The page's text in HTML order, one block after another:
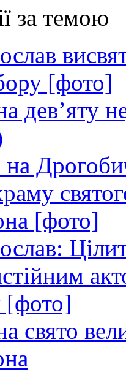
за темою
[фото]
дев’яту
[фото]
[фото]
свято